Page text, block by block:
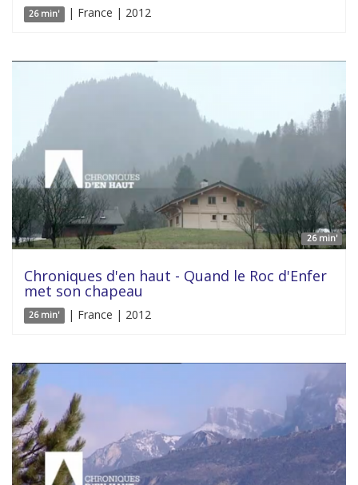
26 min' | France | 2012
26 min'
Chroniques d'en haut - Quand le Roc d'Enfer
met son chapeau
26 min' | France | 2012